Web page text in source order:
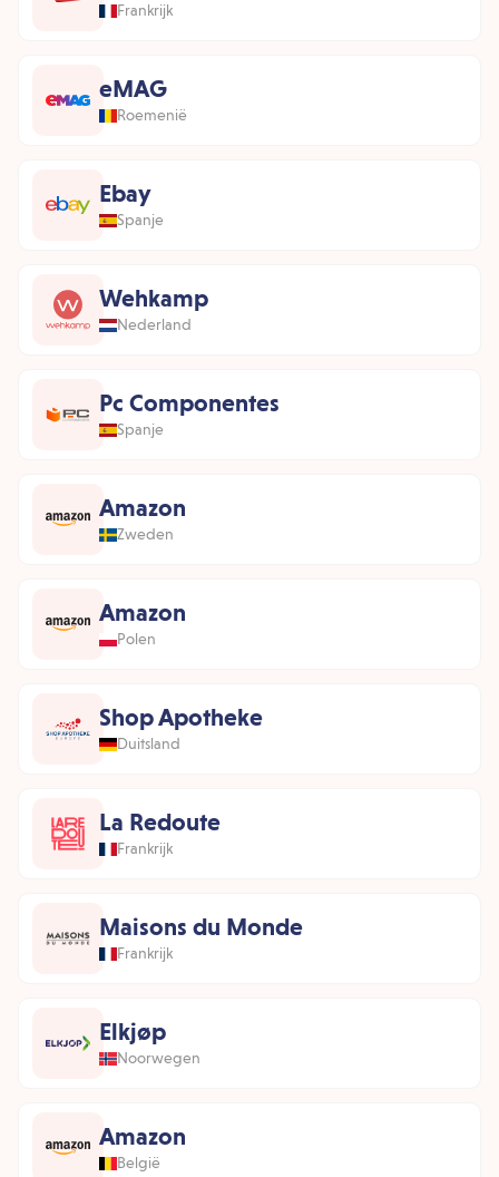
Frankrijk
eMAG
Roemenië
Ebay
Spanje
Wehkamp
Nederland
Pc Componentes
Spanje
Amazon
Zweden
Amazon
Polen
Shop Apotheke
Duitsland
La Redoute
Frankrijk
Maisons du Monde
Frankrijk
Elkjøp
Noorwegen
Amazon
België